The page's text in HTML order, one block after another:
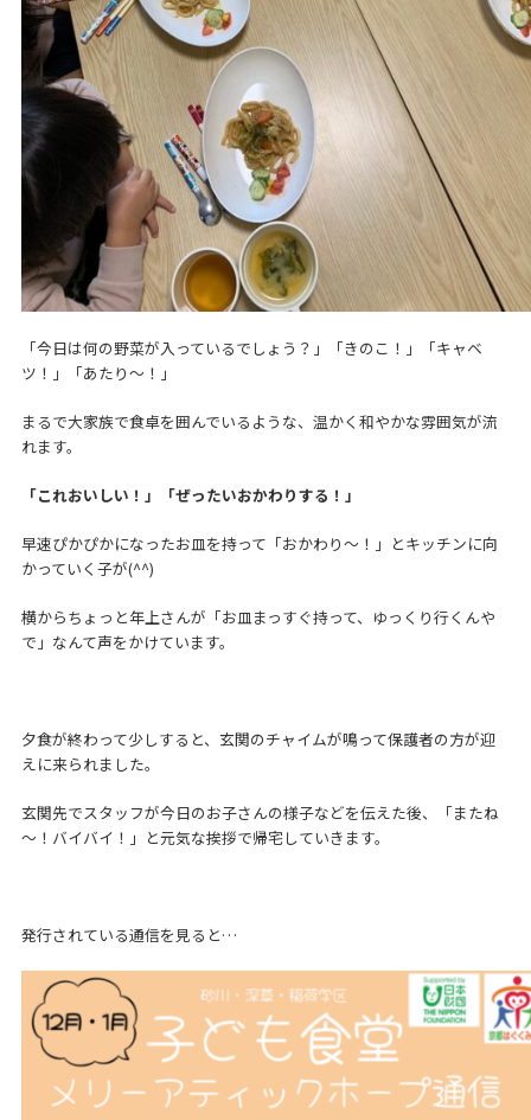
「今日は何の野菜が入っているでしょう？」「きのこ！」「キャベ
ツ！」「あたり～！」
まるで大家族で食卓を囲んでいるような、温かく和やかな雰囲気が流
れます。
「これおいしい！」「ぜったいおかわりする！」
早速ぴかぴかになったお皿を持って「おかわり～！」とキッチンに向
かっていく子が(^^)
横からちょっと年上さんが「お皿まっすぐ持って、ゆっくり行くんや
で」なんて声をかけています。
夕食が終わって少しすると、玄関のチャイムが鳴って保護者の方が迎
えに来られました。
玄関先でスタッフが今日のお子さんの様子などを伝えた後、「またね
～！バイバイ！」と元気な挨拶で帰宅していきます。
発行されている通信を見ると…